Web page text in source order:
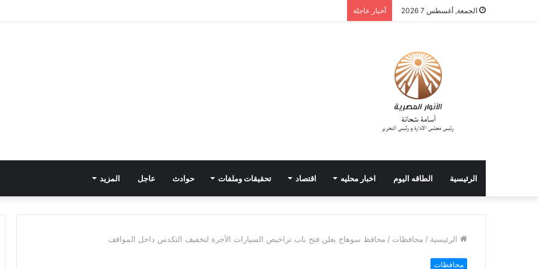
الجمعة, أغسطس 7 2026 أخبار عاجلة
الرئيسية الطاقه اليوم اخبار محليه اقتصاد تحقيقات وملفات حوادث عاجل المزيد
الرئيسية / محافظات / محافظ سوهاج يعلن فتح باب تراخيص السيارات الأجرة لتخفيف التكدس داخل المواقف
محافظات